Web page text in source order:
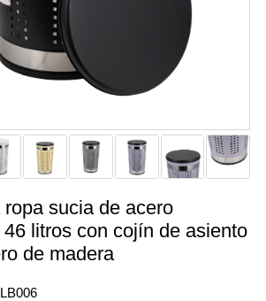
sucia de acero
litros con cojín de asiento
de madera